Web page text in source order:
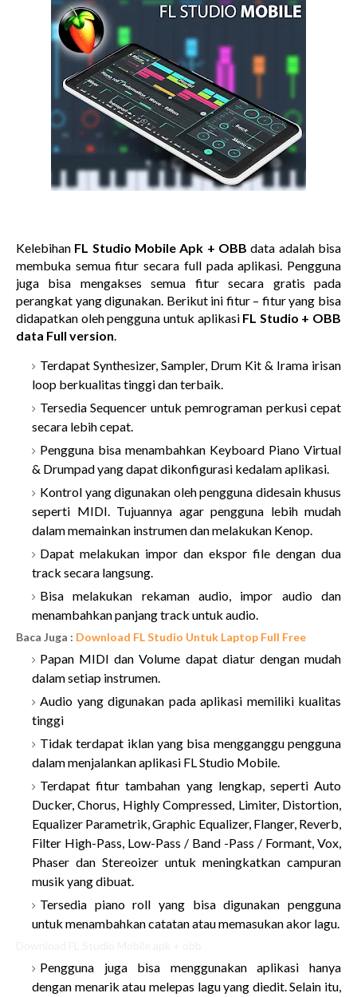
Kelebihan FL Studio Mobile Apk + OBB data adalah bisa
membuka semua fitur secara full pada aplikasi. Pengguna
juga bisa mengakses semua fitur secara gratis pada
perangkat yang digunakan. Berikut ini fitur – fitur yang bisa
didapatkan oleh pengguna untuk aplikasi FL Studio + OBB
data Full version.
Terdapat Synthesizer, Sampler, Drum Kit & Irama irisan
loop berkualitas tinggi dan terbaik.
Tersedia Sequencer untuk pemrograman perkusi cepat
secara lebih cepat.
Pengguna bisa menambahkan Keyboard Piano Virtual
& Drumpad yang dapat dikonfigurasi kedalam aplikasi.
Kontrol yang digunakan oleh pengguna didesain khusus
seperti MIDI. Tujuannya agar pengguna lebih mudah
dalam memainkan instrumen dan melakukan Kenop.
Dapat melakukan impor dan ekspor file dengan dua
track secara langsung.
Bisa melakukan rekaman audio, impor audio dan
menambahkan panjang track untuk audio.
Baca Juga : Download FL Studio Untuk Laptop Full Free
Papan MIDI dan Volume dapat diatur dengan mudah
dalam setiap instrumen.
Audio yang digunakan pada aplikasi memiliki kualitas
tinggi
Tidak terdapat iklan yang bisa mengganggu pengguna
dalam menjalankan aplikasi FL Studio Mobile.
Terdapat fitur tambahan yang lengkap, seperti Auto
Ducker, Chorus, Highly Compressed, Limiter, Distortion,
Equalizer Parametrik, Graphic Equalizer, Flanger, Reverb,
Filter High-Pass, Low-Pass / Band -Pass / Formant, Vox,
Phaser dan Stereoizer untuk meningkatkan campuran
musik yang dibuat.
Tersedia pianorollyang bisa digunakan pengguna
untuk menambahkan catatan atau memasukan akor lagu.
Pengguna juga bisa menggunakan aplikasi hanya
dengan menarik atau melepas lagu yang diedit. Selain itu,